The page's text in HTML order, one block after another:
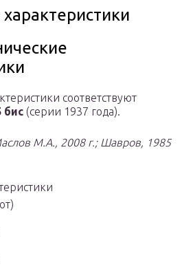
соответствуют
бис (серии 1937 года).
М.А., 2008 г.; Шавров, 1985